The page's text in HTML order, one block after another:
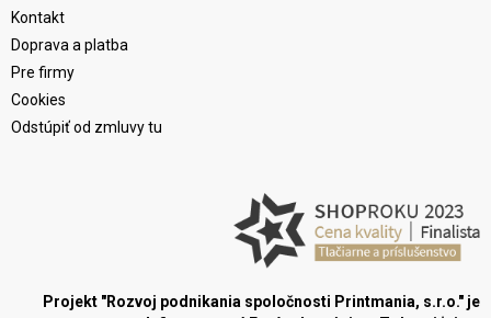
Kontakt
Doprava a platba
Pre firmy
Cookies
Odstúpiť od zmluvy tu
Projekt "Rozvoj podnikania spoločnosti Printmania, s.r.o." je